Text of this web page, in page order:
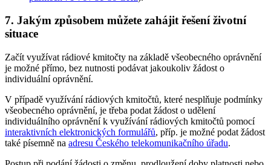
7. Jakým způsobem můžete zahájit řešení životní
situace
Začít využívat rádiové kmitočty na základě všeobecného oprávnění
je možné přímo, bez nutnosti podávat jakoukoliv žádost o
individuální oprávnění.
V případě využívání rádiových kmitočtů, které nesplňuje podmínky
všeobecného oprávnění, je třeba podat žádost o udělení
individuálního oprávnění k využívání rádiových kmitočtů pomocí
interaktivních elektronických formulářů, příp. je možné podat žádost
také písemně na adresu Českého telekomunikačního úřadu.